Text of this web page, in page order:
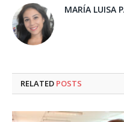
MARÍA LUISA
RELATED POSTS